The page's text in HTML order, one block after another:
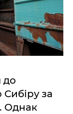
до
за
Однак